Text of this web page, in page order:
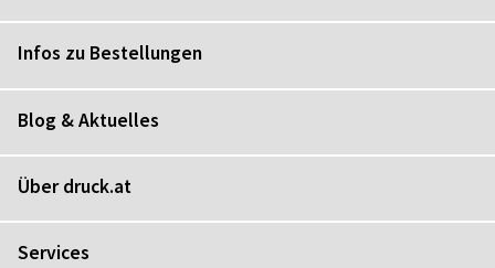
Infos zu Bestellungen
Blog & Aktuelles
Über druck.at
Services